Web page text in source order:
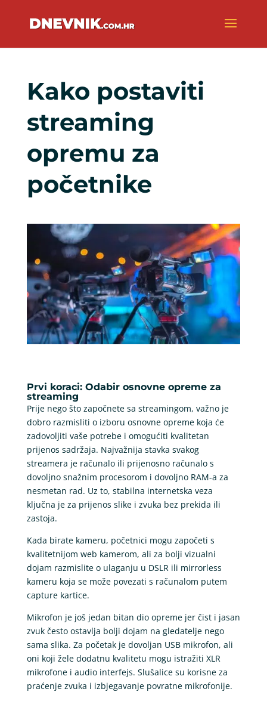
Kako postaviti
streaming
opremu za
početnike
Prvi koraci: Odabir osnovne opreme za
streaming
Prije nego što započnete sa streamingom, važno je
dobro razmisliti o izboru osnovne opreme koja će
zadovoljiti vaše potrebe i omogućiti kvalitetan
prijenos sadržaja. Najvažnija stavka svakog
streamera je računalo ili prijenosno računalo s
dovoljno snažnim procesorom i dovoljno RAM-a za
nesmetan rad. Uz to, stabilna internetska veza
ključna je za prijenos slike i zvuka bez prekida ili
zastoja.
Kada birate kameru, početnici mogu započeti s
kvalitetnijom web kamerom, ali za bolji vizualni
dojam razmislite o ulaganju u DSLR ili mirrorless
kameru koja se može povezati s računalom putem
capture kartice.
Mikrofon je još jedan bitan dio opreme jer čist i jasan
zvuk često ostavlja bolji dojam na gledatelje nego
sama slika. Za početak je dovoljan USB mikrofon, ali
oni koji žele dodatnu kvalitetu mogu istražiti XLR
mikrofone i audio interfejs. Slušalice su korisne za
praćenje zvuka i izbjegavanje povratne mikrofonije.